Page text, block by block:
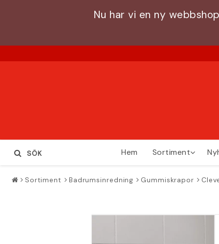
Nu har vi en ny
Hem Sortiment
SÖK
Sortiment Badrumsinredning Gummiskrapor